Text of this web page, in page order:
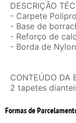
DESCRIÇÃO
- Carpete
- Base de
- Reforço de
- Borda de Nylon
CONTEÚDO DA
2 tapetes
Formas de